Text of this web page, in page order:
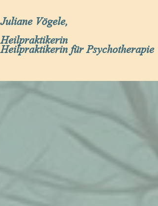
Juliane Vögele,
Heilpraktikerin
Heilpraktikerin für Psychotherapie